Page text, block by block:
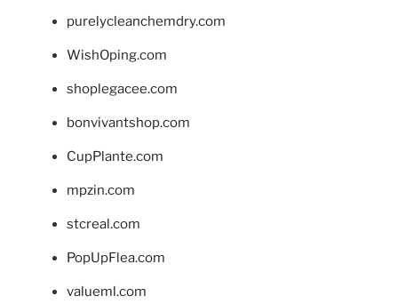
purelycleanchemdry.com
WishOping.com
shoplegacee.com
bonvivantshop.com
CupPlante.com
mpzin.com
stcreal.com
PopUpFlea.com
valueml.com